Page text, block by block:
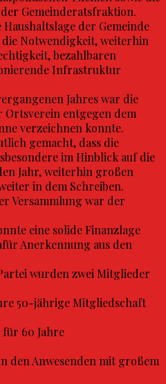
Gemeinderatsfraktion.
der Gemeinde
Notwendigkeit, weiterhin
bezahlbaren
Infrastruktur
Jahres war die
Ortsverein entgegen dem
verzeichnen konnte.
gemacht, dass die
im Hinblick auf die
Jahr, weiterhin großen
in dem Schreiben.
Versammlung war der
eine solide Finanzlage
Anerkennung aus den
wurden zwei Mitglieder
50-jährige Mitgliedschaft
für 60 Jahre
den Anwesenden mit großem